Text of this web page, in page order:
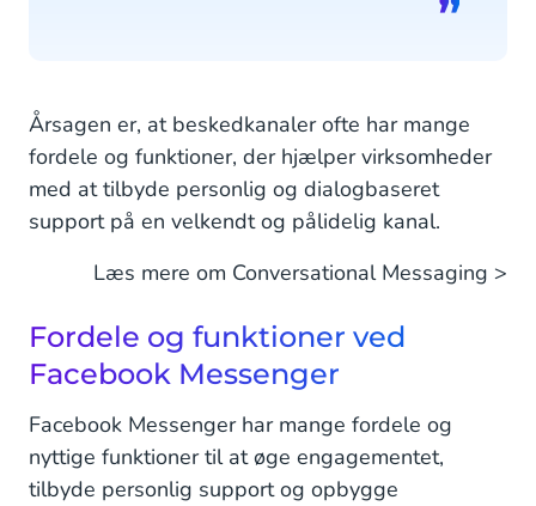
Årsagen er, at beskedkanaler ofte har mange
fordele og funktioner, der hjælper virksomheder
med at tilbyde personlig og dialogbaseret
support på en velkendt og pålidelig kanal.
Læs mere om Conversational Messaging >
Fordele og funktioner ved
Facebook Messenger
Facebook Messenger har mange fordele og
nyttige funktioner til at øge engagementet,
tilbyde personlig support og opbygge